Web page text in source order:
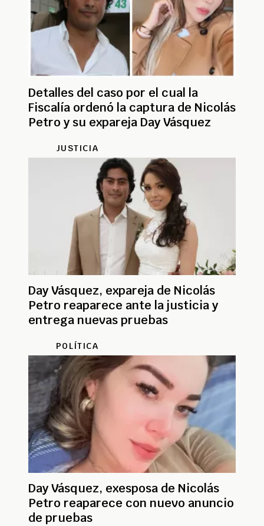
Detalles del caso por el cual la
Fiscalía ordenó la captura de Nicolás
Petro y su expareja Day Vásquez
JUSTICIA
Day Vásquez, expareja de Nicolás
Petro reaparece ante la justicia y
entrega nuevas pruebas
POLÍTICA
Day Vásquez, exesposa de Nicolás
Petro reaparece con nuevo anuncio
de pruebas